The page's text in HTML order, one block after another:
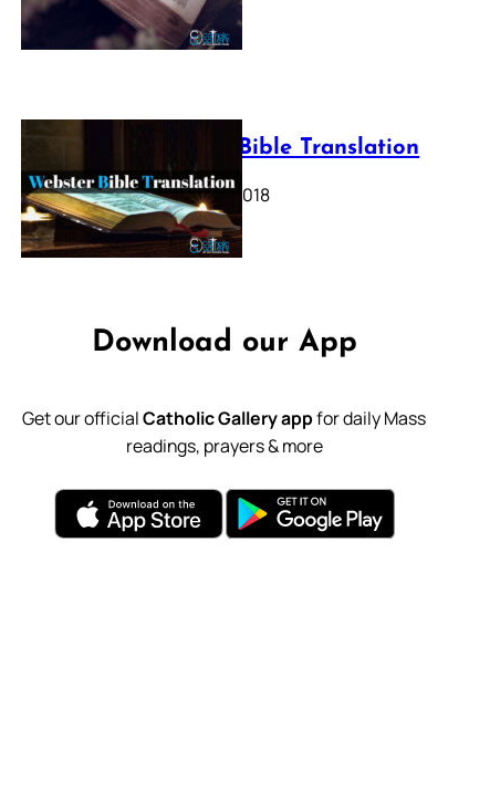
Webster Bible Translation
October 11, 2018
Download our App
Get our officialCatholic Gallery appfor daily Mass
readings, prayers & more